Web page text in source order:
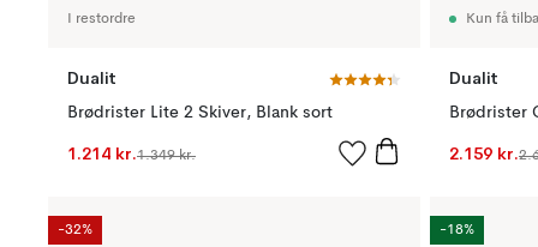
I restordre
Dualit
Brødrister Lite 2 Skiver, Blank sort
1.214 kr.1.349 kr.
Kun få
Dualit
Brødrister
2.159 kr.
-32% -18%